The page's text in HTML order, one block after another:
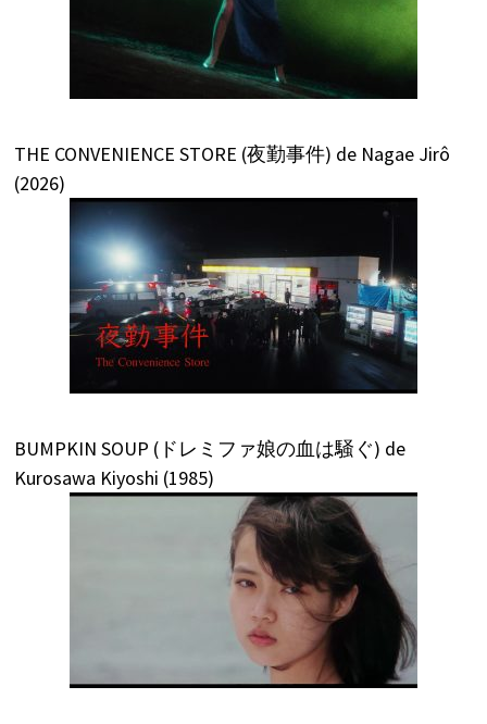
THE CONVENIENCE STORE (夜勤事件) de Nagae Jirô
(2026)
BUMPKIN SOUP (ドレミファ娘の血は騒ぐ) de
Kurosawa Kiyoshi (1985)